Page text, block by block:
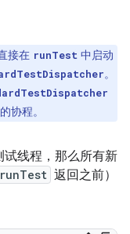
接在 runTest 中启动
。
协程。
线程，那么所有新
runTest 返回之前）